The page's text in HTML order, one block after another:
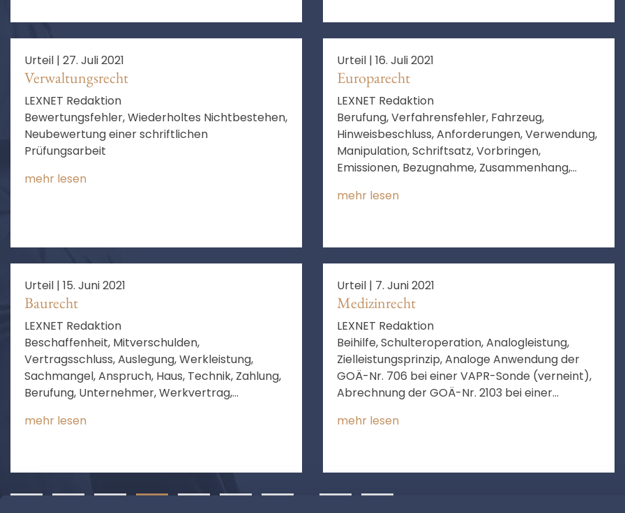
Urteil | 27. Juli 2021
Verwaltungsrecht
LEXNET Redaktion
Bewertungsfehler, Wiederholtes Nichtbestehen,
Neubewertung einer schriftlichen
Prüfungsarbeit
mehr lesen
Urteil | 16. Juli 2021
Europarecht
LEXNET Redaktion
Berufung, Verfahrensfehler, Fahrzeug,
Hinweisbeschluss, Anforderungen, Verwendung,
Manipulation, Schriftsatz, Vorbringen,
Emissionen, Bezugnahme, Zusammenhang,
mehr lesen
Urteil | 15. Juni 2021
Baurecht
LEXNET Redaktion
Beschaffenheit, Mitverschulden,
Vertragsschluss, Auslegung, Werkleistung,
Sachmangel, Anspruch, Haus, Technik, Zahlung,
Berufung, Unternehmer, Werkvertrag,
Beschaffenheit, keine Aussicht auf Erfolg
mehr lesen
Urteil | 7. Juni 2021
Medizinrecht
LEXNET Redaktion
Beihilfe, Schulteroperation, Analogleistung,
Zielleistungsprinzip, Analoge Anwendung der
GOÄ-Nr. 706 bei einer VAPR-Sonde (verneint),
Abrechnung der GOÄ-Nr. 2103 bei einer
Mehrfache Abrechnung der GOÄ-Nr. 2405
Abrechnung der GOÄ-Nr. 2072 für
Durchtrennung des Ligamentum
mehr lesen